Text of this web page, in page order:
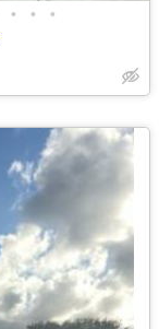
• • •